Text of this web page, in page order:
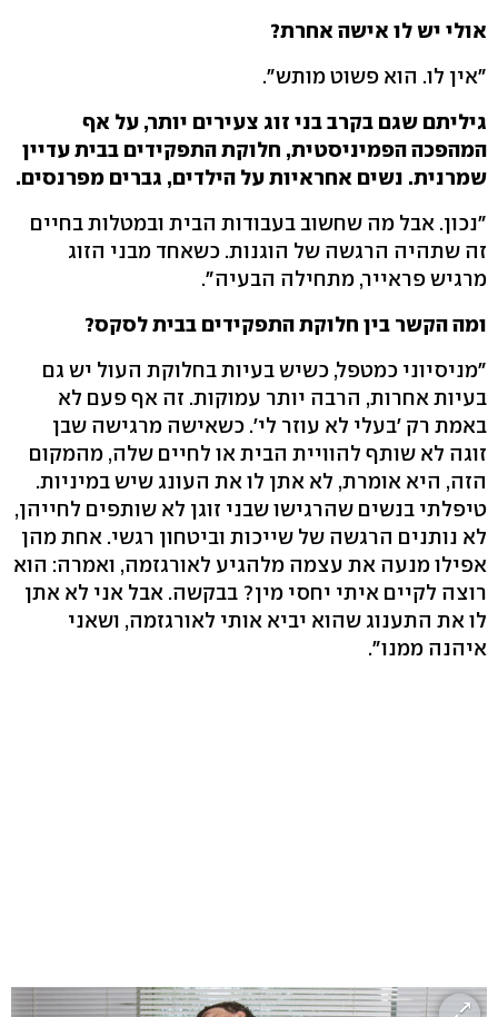
אולי יש לו אישה אחרת?
"אין לו. הוא פשוט מותש".
גיליתם שגם בקרב בני זוג צעירים יותר, על אף
המהפכה הפמיניסטית, חלוקת התפקידים בבית עדיין
שמרנית. נשים אחראיות על הילדים, גברים מפרנסים.
"נכון. אבל מה שחשוב בעבודות הבית ובמטלות בחיים
זה שתהיה הרגשה של הוגנות. כשאחד מבני הזוג
מרגיש פראייר, מתחילה הבעיה".
ומה הקשר בין חלוקת התפקידים בבית לסקס?
"מניסיוני כמטפל, כשיש בעיות בחלוקת העול יש גם
בעיות אחרות, הרבה יותר עמוקות. זה אף פעם לא
באמת רק 'בעלי לא עוזר לי'. כשאישה מרגישה שבן
זוגה לא שותף להוויית הבית או לחיים שלה, מהמקום
הזה, היא אומרת, לא אתן לו את העונג שיש במיניות.
טיפלתי בנשים שהרגישו שבני זוגן לא שותפים לחייהן,
לא נותנים הרגשה של שייכות וביטחון רגשי. אחת מהן
אפילו מנעה את עצמה מלהגיע לאורגזמה, ואמרה: הוא
רוצה לקיים איתי יחסי מין? בבקשה. אבל אני לא אתן
לו את התענוג שהוא יביא אותי לאורגזמה, ושאני
איהנה ממנו".